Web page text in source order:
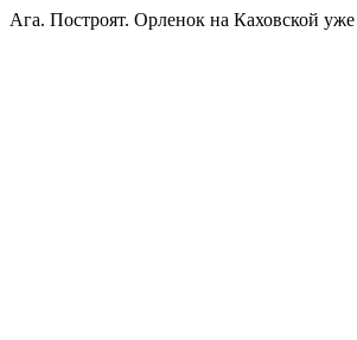
Ага. Построят. Орленок на Каховской